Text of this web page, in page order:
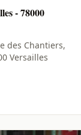
- 78000
des Chantiers,
Versailles